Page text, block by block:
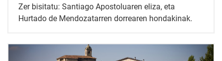
Zer bisitatu: Santiago Apostoluaren eliza, eta
Hurtado de Mendozatarren dorrearen hondakinak.